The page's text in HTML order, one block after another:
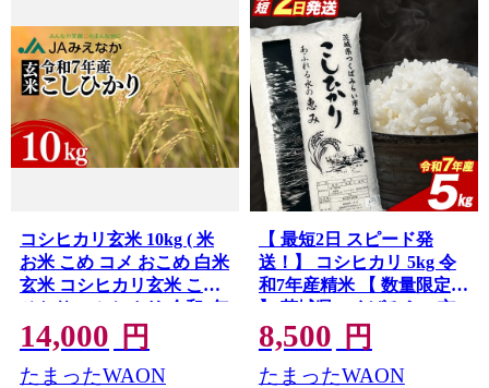
コシヒカリ玄米 10kg ( 米
お米 こめ コメ おこめ 白米
玄米 コシヒカリ玄米 こし
ひかり コシヒカリ 令和7年
産コシヒカリ 松阪市産コ
シヒカリ 三重県 松阪市 )
【002110A】
14,000 円
たまったWAON
【 最短2日 スピード発
送！】 コシヒカリ 5kg 令
和7年産精米 【 数量限定
】 茨城県つくばみらい市
産 精米 こしひかり コシヒ
カリ 即納 米 コメ こめ 単
一米 限定 茨城県産 国産 美
8,500 円
たまったWAON